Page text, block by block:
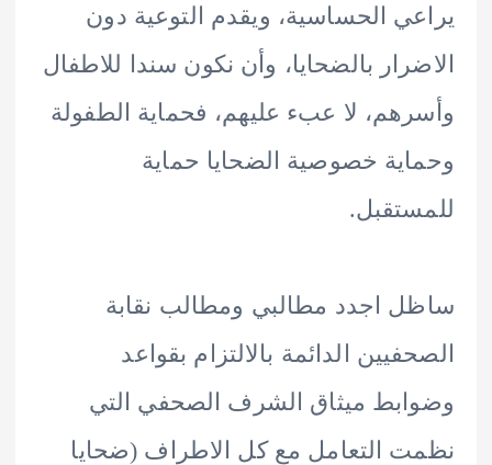
الحساسية، ويقدم التوعية دون
بالضحايا، وأن نكون سندا للاطفال
لا عبء عليهم، فحماية الطفولة
خصوصية الضحايا حماية
اجدد مطالبي ومطالب نقابة
الدائمة بالالتزام بقواعد
ميثاق الشرف الصحفي التي
التعامل مع كل الاطراف (ضحايا